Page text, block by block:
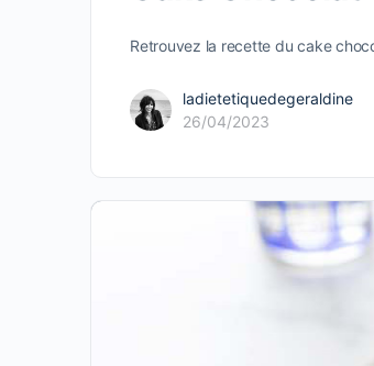
Retrouvez la recette du cake
ladietetiquedegeraldine
26/04/2023